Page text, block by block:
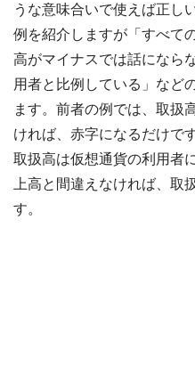
うな意味合いで使えば正し
例を紹介しますが「すべて
高がマイナスでは話になら
用者と比例している」など
ます。前者の例では、取扱
ければ、赤字になるだけで
取扱高は仮想通貨の利用者
上高と間違えなければ、取
す。